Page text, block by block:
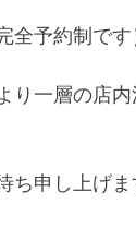
全予約制です
り一層の店
ち申し上げま